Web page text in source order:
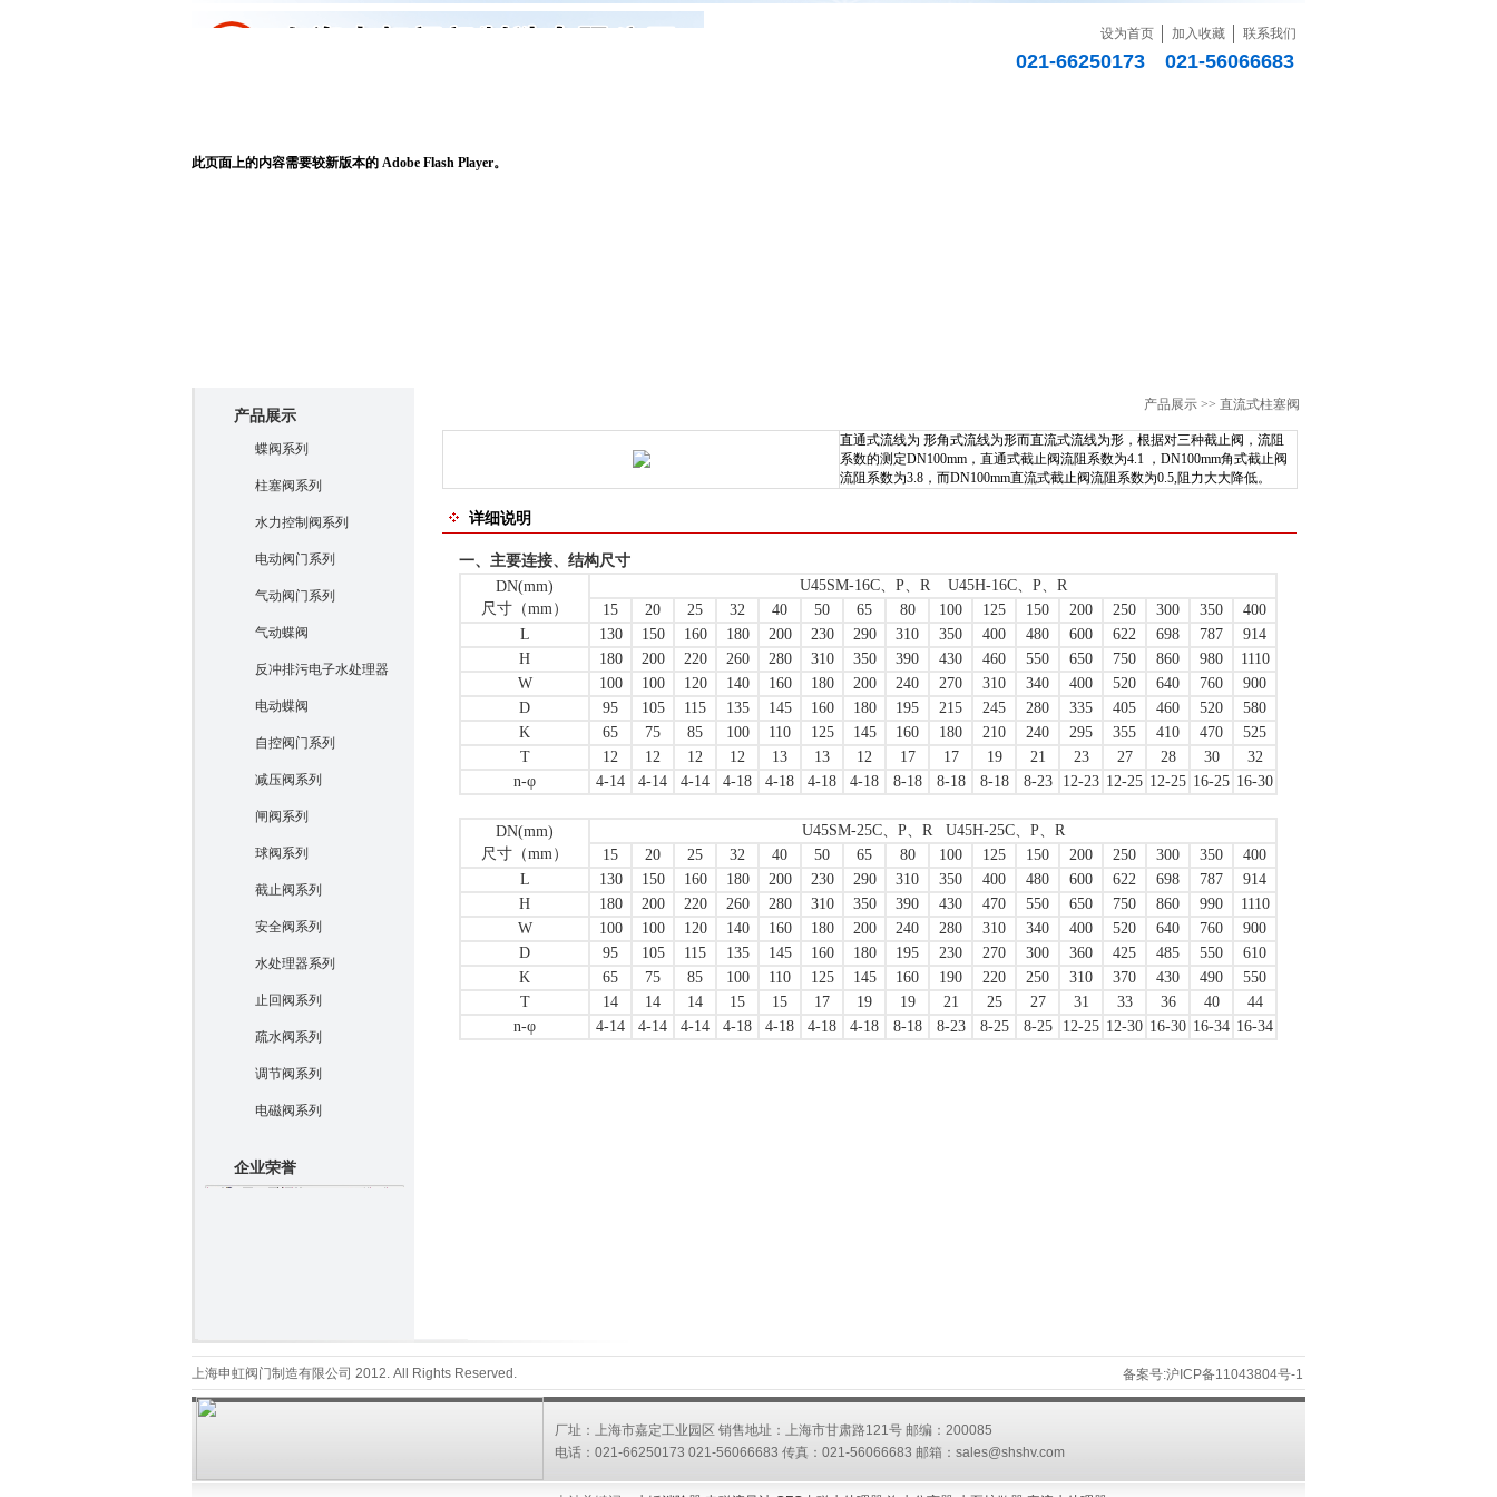
设为首页 加入收藏 联系我们
021-66250173 021-56066683
此页面上的内容需要较新版本的 Adobe Flash Player。
产品展示
蝶阀系列
柱塞阀系列
水力控制阀系列
电动阀门系列
气动阀门系列
气动蝶阀
反冲排污电子水处理器
电动蝶阀
自控阀门系列
减压阀系列
闸阀系列
球阀系列
截止阀系列
安全阀系列
水处理器系列
止回阀系列
疏水阀系列
调节阀系列
电磁阀系列
企业荣誉
产品展示 >> 直流式柱塞阀
直通式流线为 形角式流线为形而直流式流线为形，根据对三种截止阀，流阻
系数的测定DN100mm，直通式截止阀流阻系数为4.1 ，DN100mm角式截止阀
流阻系数为3.8，而DN100mm直流式截止阀流阻系数为0.5,阻力大大降低。
详细说明
一、主要连接、结构尺寸
DN(mm)
尺寸（mm）
U45SM-16C、P、R U45H-16C、P、R
15
20 25 32 40 50 65 80 100 125 150 200 250 300 350
400
L
130 150 160 180 200 230 290 310 350 400 480 600 622 698 787
914
H
180 200 220 260 280 310 350 390 430 460 550 650 750 860 980
1110
W
100 100 120 140 160 180 200 240 270 310 340 400 520 640 760
900
D
95 105 115 135 145 160 180 195 215 245 280 335 405 460 520
580
K
65 75 85 100 110 125 145 160 180 210 240 295 355 410 470
525
T
12 12 12 12 13 13 12 17 17 19 21 23 27 28 30
32
n-φ
4-14 4-14 4-14 4-18 4-18 4-18 4-18 8-18 8-18 8-18 8-23 12-23 12-25 12-25 16-25 16-30
DN(mm)
尺寸（mm）
U45SM-25C、P、R U45H-25C、P、R
15
20 25 32 40 50 65 80 100 125 150 200 250 300 350
400
L
130 150 160 180 200 230 290 310 350 400 480 600 622 698 787
914
H
180 200 220 260 280 310 350 390 430 470 550 650 750 860 990
1110
W
100 100 120 140 160 180 200 240 280 310 340 400 520 640 760
900
D
95 105 115 135 145 160 180 195 230 270 300 360 425 485 550
610
K
65 75 85 100 110 125 145 160 190 220 250 310 370 430 490
550
T
14 14 14 15 15 17 19 19 21 25 27 31 33 36 40
44
n-φ
4-14 4-14 4-14 4-18 4-18 4-18 4-18 8-18 8-23 8-25 8-25 12-25 12-30 16-30 16-34 16-34
上海申虹阀门制造有限公司 2012. All Rights Reserved. 备案号:沪ICP备11043804号-1
厂址：上海市嘉定工业园区 销售地址：上海市甘肃路121号 邮编：200085
电话：021-66250173 021-56066683 传真：021-56066683 邮箱： sales@shshv.com